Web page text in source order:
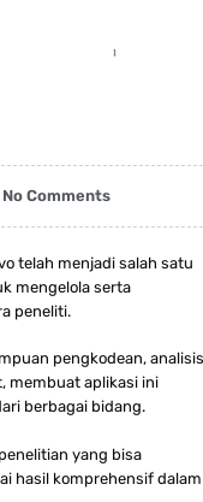
No Comments
telah menjadi salah satu
mengelola serta
peneliti.
pengkodean, analisis
membuat aplikasi ini
berbagai bidang.
yang bisa
hasil komprehensif dalam